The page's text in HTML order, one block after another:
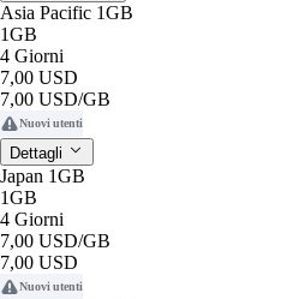
Asia Pacific 1GB
1GB
4 Giorni
7,00 USD
7,00 USD/GB
Nuovi utenti
Dettagli
Japan 1GB
1GB
4 Giorni
7,00 USD/GB
7,00 USD
Nuovi utenti